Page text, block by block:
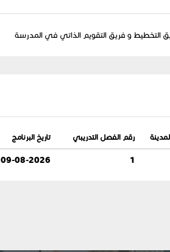
التخطيط و فريق التقويم الذاتي في المدرسة
رقم الفصل التدريبي تاريخ البرنامج
1
09-08-2026 / 24-02-1448